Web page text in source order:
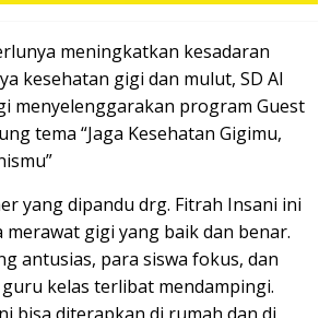
meningkatkan kesadaran
kesehatan gigi dan mulut, SD Al
menyelenggarakan program Guest
tema “Jaga Kesehatan Gigimu,
yang dipandu drg. Fitrah Insani ini
merawat gigi yang baik dan benar.
antusias, para siswa fokus, dan
kelas terlibat mendampingi.